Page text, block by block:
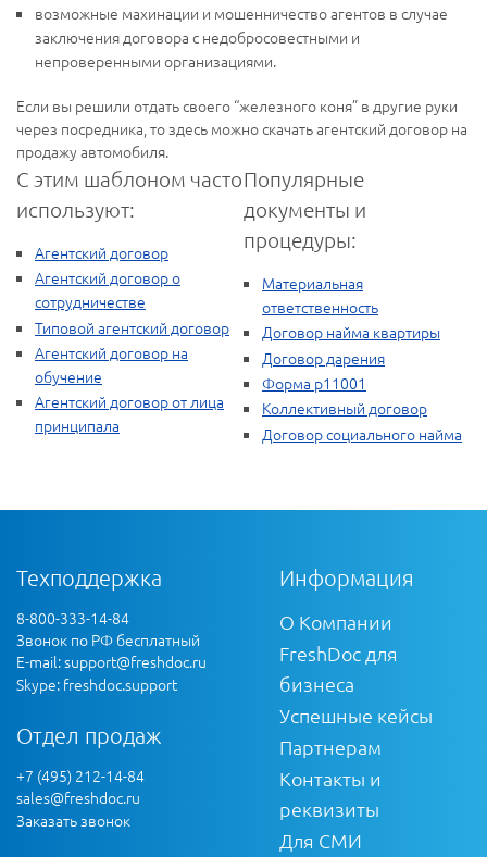
возможные махинации и мошенничество агентов в случае
заключения договора с недобросовестными и
непроверенными организациями.
Если вы решили отдать своего “железного коня” в другие руки
через посредника, то здесь можно скачать агентский договор на
продажу автомобиля.
С этим шаблоном часто
используют:
Агентский договор
Агентский договор о
сотрудничестве
Типовой агентский договор
Агентский договор на
обучение
Агентский договор от лица
принципала
Популярные
документы и
процедуры:
Материальная
ответственность
Договор найма квартиры
Договор дарения
Форма р11001
Коллективный договор
Договор социального найма
Техподдержка
8-800-333-14-84
Звонок по РФ бесплатный
E-mail:support@freshdoc.ru
Skype: freshdoc.support
Отдел продаж
+7 (495) 212-14-84
sales@freshdoc.ru
Заказать звонок
Информация
О Компании
FreshDoc для
бизнеса
Успешные кейсы
Партнерам
Контакты и
реквизиты
Для СМИ